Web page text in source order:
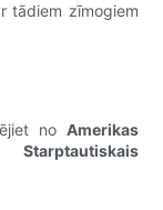
tādiem zīmogiem
no Amerikas
Starptautiskais